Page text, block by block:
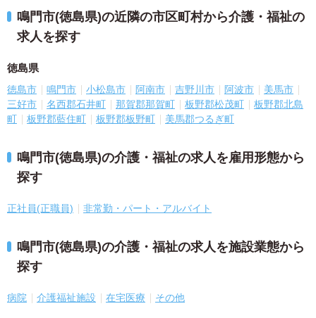
鳴門市(徳島県)の近隣の市区町村から介護・福祉の
求人を探す
徳島県
徳島市 鳴門市 小松島市 阿南市 吉野川市 阿波市
美馬市
三好市
名西郡石井町 那賀郡那賀町 板野郡松茂町
板野郡北島
町
板野郡藍住町 板野郡板野町 美馬郡つるぎ町
鳴門市(徳島県)の介護・福祉の求人を雇用形態から
探す
正社員(正職員) 非常勤・パート・アルバイト
鳴門市(徳島県)の介護・福祉の求人を施設業態から
探す
病院 介護福祉施設 在宅医療 その他